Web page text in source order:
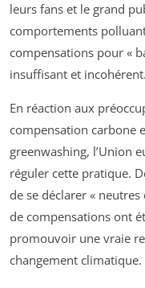
leurs fans et le grand
comportements
compensations pour «
insuffisant et incohérent.
En réaction aux
compensation carbone
greenwashing, l’Union
réguler cette pratique.
de se déclarer «
de compensations ont
promouvoir une vraie
changement climatique.